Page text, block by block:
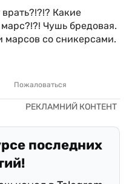
Какие
Чушь бредовая.
марсов со сникерсами.
Пожаловаться
последних